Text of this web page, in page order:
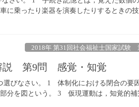
乗ったり楽器を演奏したりするときの
2018年 第31回社会福祉士国家試験
説 第9問 感覚・知覚
選びなさい。 1 体制化における閉合の要
分を図という。 3 仮現運動は，知覚的補